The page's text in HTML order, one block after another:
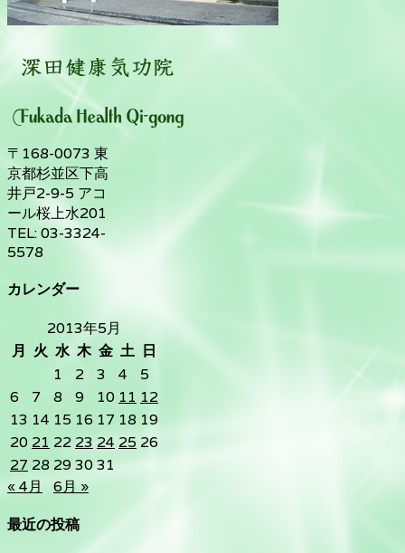
〒168-0073 東
京都杉並区下高
井戸2-9-5 アコ
ール桜上水201
TEL: 03-3324-
5578
カレンダー
2013年5月
月
火 水 木 金 土 日
1
2 3 4
5
6
7 8 9 10 11 12
13 14 15 16 17 18 19
20 21 22 23 24 25 26
27 28 293031
« 4月
6月 »
最近の投稿